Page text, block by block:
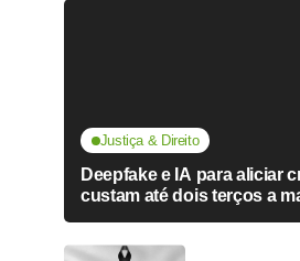
Justiça & Direito
Deepfake e IA para aliciar
custam até dois terços a